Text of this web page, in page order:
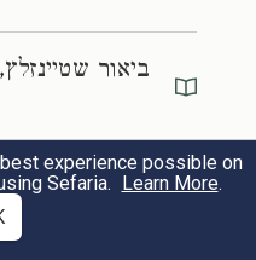
וַֽיִּמְצְא֖וּ כָּת֣וּב
בְּיַד־מֹשֶׁ֔ה אֲשֶׁר֩
בֶּחָ֖ג בַּחֹ֥דֶשׁ
וַאֲשֶׁ֣ר יַשְׁמִ֗יעוּ
ביאור
ביאור
experience possible on
Sefaria. Learn More.